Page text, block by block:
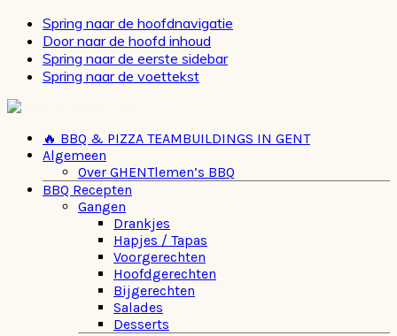
Spring naar de hoofdnavigatie
Door naar de hoofd inhoud
Spring naar de eerste sidebar
Spring naar de voettekst
🔥 BBQ & PIZZA TEAMBUILDINGS IN GENT
Algemeen
Over GHENTlemen’s BBQ
BBQ Recepten
Gangen
Drankjes
Hapjes / Tapas
Voorgerechten
Hoofdgerechten
Bijgerechten
Salades
Desserts